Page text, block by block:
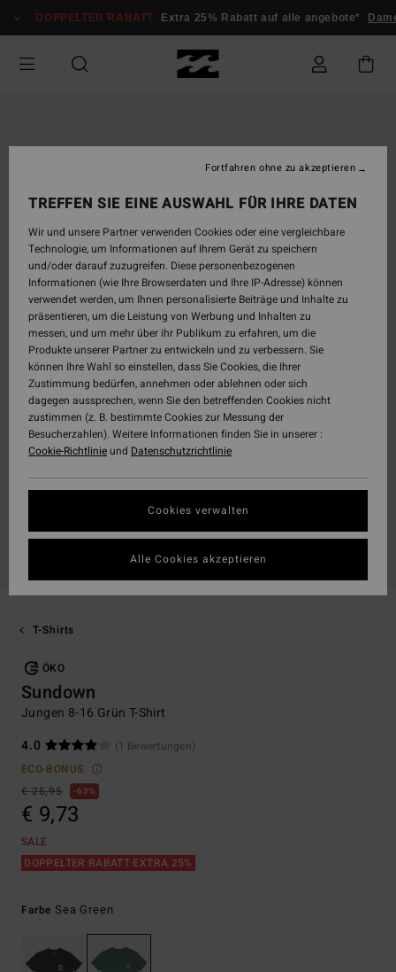
zur
springen
DOPPELTER RABATT Extra 25% Rabatt auf alle angebote*
T-Shirts
ÖKO
Sundown
Jungen 8-16 Grün T-Shirt
4.0
(1 Bewertungen)
ECO-BONUS
€ 25,95
63%
€ 9,73
SALE
DOPPELTER RABATT EXTRA 25%
Farbe Sea Green
TREFFEN SIE EINE AUSWAHL FÜR IHRE DATEN
Wir und unsere Partner verwenden Cookies oder eine vergleichbare
Technologie, um Informationen auf Ihrem Gerät zu speichern
und/oder darauf zuzugreifen. Diese personenbezogenen
Informationen (wie Ihre Browserdaten und Ihre IP-Adresse) können
verwendet werden, um Ihnen personalisierte Beiträge und Inhalte zu
präsentieren, um die Leistung von Werbung und Inhalten zu
messen, und um mehr über ihr Publikum zu erfahren, um die
Produkte unserer Partner zu entwickeln und zu verbessern. Sie
können Ihre Wahl so einstellen, dass Sie Cookies, die Ihrer
Zustimmung bedürfen, annehmen oder ablehnen oder sich
dagegen aussprechen, wenn Sie den betreffenden Cookies nicht
zustimmen (z. B. bestimmte Cookies zur Messung der
Besucherzahlen). Weitere Informationen finden Sie in unserer :
Cookie-Richtlinieund Datenschutzrichtlinie
Cookies verwalten
Fortfahren ohne zu akzeptieren
Alle Cookies akzeptieren